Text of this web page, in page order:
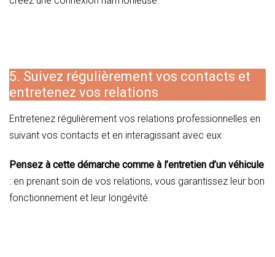
5. Suivez régulièrement vos contacts et
entretenez vos relations
Entretenez régulièrement vos relations professionnelles en
suivant vos contacts et en interagissant avec eux.
Pensez à cette démarche comme à l’entretien d’un véhicule
: en prenant soin de vos relations, vous garantissez leur bon
fonctionnement et leur longévité.